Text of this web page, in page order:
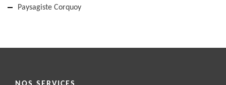
Paysagiste Corquoy